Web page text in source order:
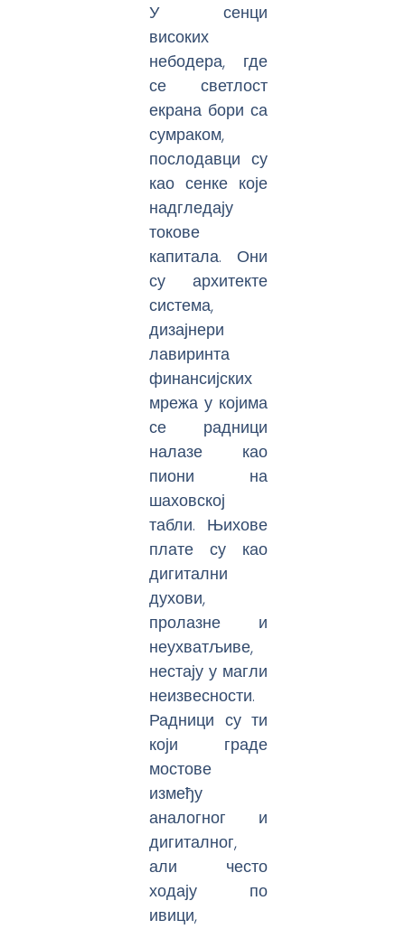
У сенци
високих
небодера, где
се светлост
екрана бори са
сумраком,
послодавци су
као сенке које
надгледају
токове
капитала. Они
су архитекте
система,
дизајнери
лавиринта
финансијских
мрежа у којима
се радници
налазе као
пиони на
шаховској
табли. Њихове
плате су као
дигитални
духови,
пролазне и
неухватљиве,
нестају у магли
неизвесности.
Радници су ти
који граде
мостове
између
аналогног и
дигиталног,
али често
ходају по
ивици,